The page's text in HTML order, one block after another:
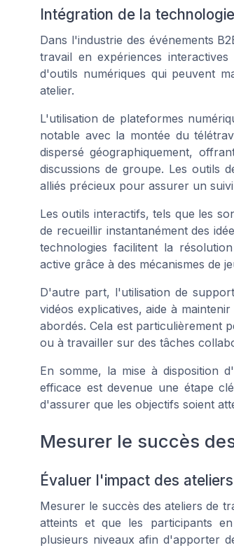
Intégration de la
Dans l'industrie des événements
travail en expériences
d'outils numériques qui peuvent
atelier.
L'utilisation de plateformes
notable avec la montée du
dispersé géographiquement,
discussions de groupe. Les outils
alliés précieux pour assurer un
Les outils interactifs, tels que les
de recueillir instantanément des
technologies facilitent la
active grâce à des mécanismes de
D'autre part, l'utilisation de
vidéos explicatives, aide à
abordés. Cela est particulièrement
ou à travailler sur des tâches
En somme, la mise à disposition
efficace est devenue une étape
d'assurer que les objectifs soient
Mesurer le succès
Évaluer l'impact des
Mesurer le succès des ateliers de
atteints et que les participants
plusieurs niveaux afin d'apporter